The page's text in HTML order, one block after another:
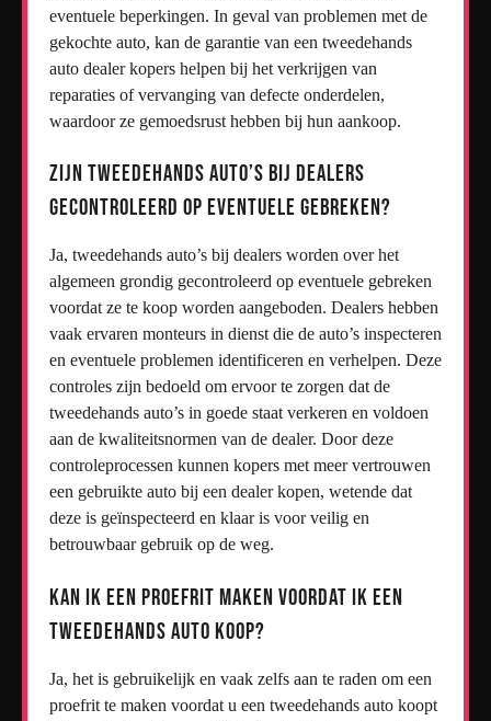
eventuele beperkingen. In geval van problemen met de
gekochte auto, kan de garantie van een tweedehands
auto dealer kopers helpen bij het verkrijgen van
reparaties of vervanging van defecte onderdelen,
waardoor ze gemoedsrust hebben bij hun aankoop.
Zijn tweedehands auto’s bij dealers
gecontroleerd op eventuele gebreken?
Ja, tweedehands auto’s bij dealers worden over het
algemeen grondig gecontroleerd op eventuele gebreken
voordat ze te koop worden aangeboden. Dealers hebben
vaak ervaren monteurs in dienst die de auto’s inspecteren
en eventuele problemen identificeren en verhelpen. Deze
controles zijn bedoeld om ervoor te zorgen dat de
tweedehands auto’s in goede staat verkeren en voldoen
aan de kwaliteitsnormen van de dealer. Door deze
controleprocessen kunnen kopers met meer vertrouwen
een gebruikte auto bij een dealer kopen, wetende dat
deze is geïnspecteerd en klaar is voor veilig en
betrouwbaar gebruik op de weg.
Kan ik een proefrit maken voordat ik een
tweedehands auto koop?
Ja, het is gebruikelijk en vaak zelfs aan te raden om een
proefrit te maken voordat u een tweedehands auto koopt